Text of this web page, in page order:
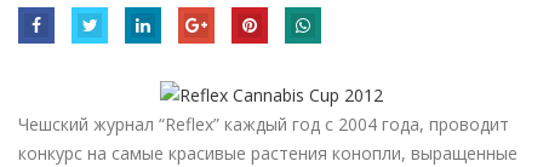
Чешский журнал “Reflex” каждый год с 2004 года, проводит
конкурс на самые красивые растения конопли, выращенные